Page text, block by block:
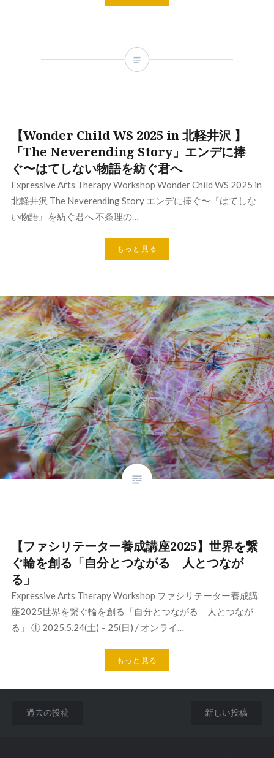
【Wonder Child WS 2025 in 北軽井沢 】
「The Neverending Story」エンデに捧
ぐ〜はてしない物語を紡ぐ君へ
Expressive Arts Therapy Workshop Wonder Child WS 2025 in
北軽井沢 The Neverending Story エンデに捧ぐ〜『はてしな
い物語』を紡ぐ君へ 不条理の…
もっと見る
【ファシリテーター養成講座2025】世界を繋
ぐ輪を創る「自分とつながる 人とつなが
る」
Expressive Arts Therapy Workshop ファシリテーター養成講
座2025世界を繋ぐ輪を創る「自分とつながる 人とつなが
る」 ① 2025.5.24(土) – 25(日) / オンライ…
もっと見る
過去の投稿 新しい投稿